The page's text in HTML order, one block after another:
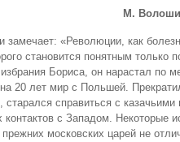
М.
замечает: «Революции, как
становится понятным
Бориса, он нарастал по
20 лет мир с Польшей.
справиться с
контактов с Западом. Некоторые
московских царей не